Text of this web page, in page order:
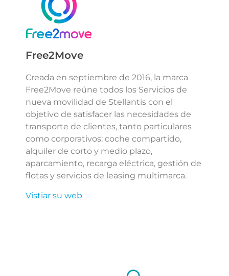
Free2Move
Creada en septiembre de 2016, la marca
Free2Move reúne todos los Servicios de
nueva movilidad de Stellantis con el
objetivo de satisfacer las necesidades de
transporte de clientes, tanto particulares
como corporativos: coche compartido,
alquiler de corto y medio plazo,
aparcamiento, recarga eléctrica, gestión de
flotas y servicios de leasing multimarca.
Vistiar su web